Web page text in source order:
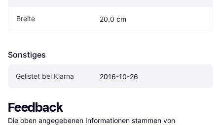
Breite 20.0 cm
Sonstiges
Gelistet bei Klarna 2016-10-26
Feedback
Die oben angegebenen Informationen stammen von